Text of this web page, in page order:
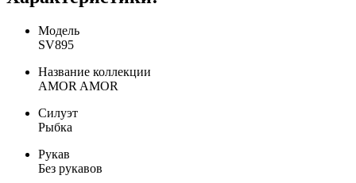
Модель
SV895
Название коллекции
AMOR AMOR
Силуэт
Рыбка
Рукав
Без рукавов